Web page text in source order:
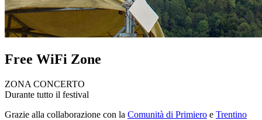
Free WiFi Zone
ZONA CONCERTO
Durante tutto il festival
Grazie alla collaborazione con la Comunità di Primiero e Trentino